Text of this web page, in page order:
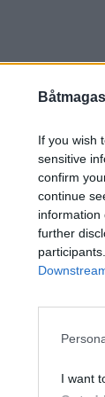
If you wish
sensitive
confirm
continue
information
further
I want
TOPPSAK